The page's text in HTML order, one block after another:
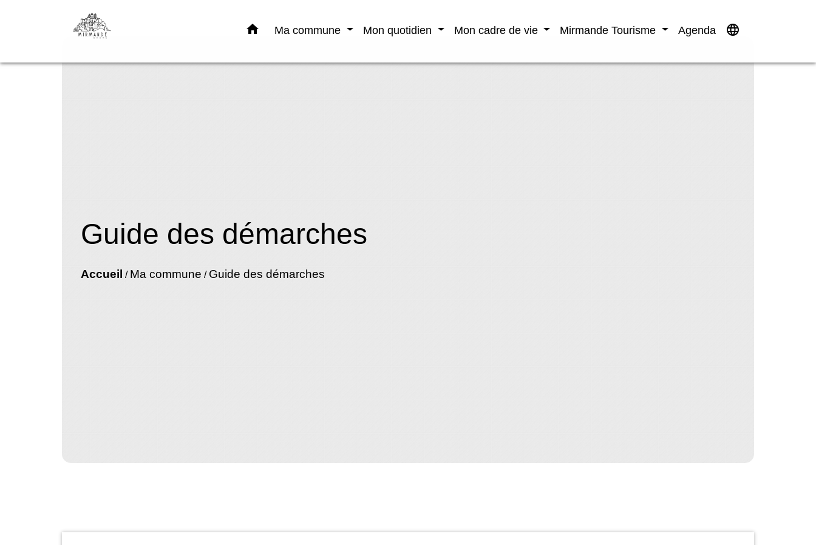
home Ma commune Mon quotidien Mon cadre de vie Mirmande Tourisme Agenda language
Guide des démarches
Accueil / Ma commune / Guide des démarches